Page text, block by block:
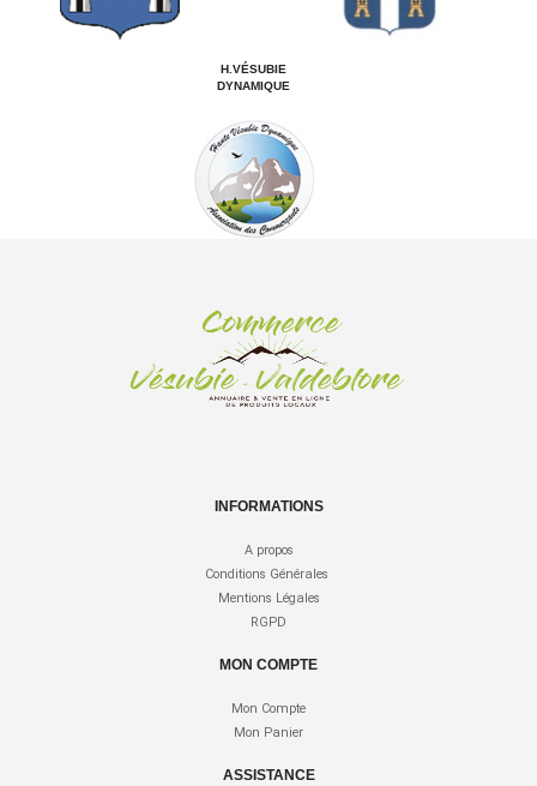
H.VÉSUBIE
DYNAMIQUE
INFORMATIONS
A propos
Conditions Générales
Mentions Légales
RGPD
MON COMPTE
Mon Compte
Mon Panier
ASSISTANCE